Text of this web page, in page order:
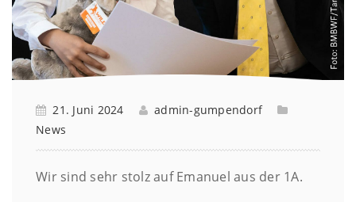
21. Juni 2024
admin-gumpendorf
News
Wir sind sehr stolz auf Emanuel aus der 1A.